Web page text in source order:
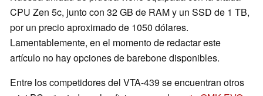
CPU Zen 5c, junto con 32 GB de RAM y un SSD de 1 TB,
por un precio aproximado de 1050 dólares.
Lamentablemente, en el momento de redactar este
artículo no hay opciones de barebone disponibles.
Entre los competidores del VTA-439 se encuentran otros